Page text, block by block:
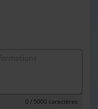
0 / 5000 caractères